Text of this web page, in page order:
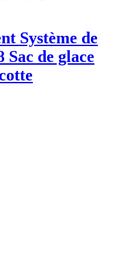
Système de
Sac de glace